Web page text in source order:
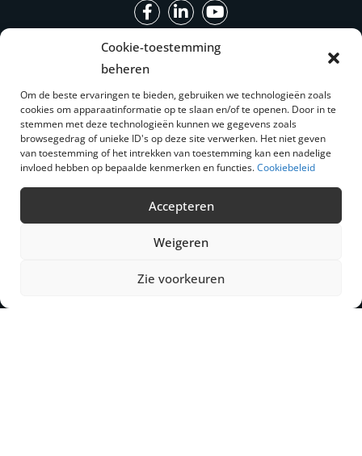
Cookie-toestemming
beheren
Om de beste ervaringen te bieden, gebruiken we technologieën zoals
cookies om apparaatinformatie op te slaan en/of te openen. Door in te
stemmen met deze technologieën kunnen we gegevens zoals
browsegedrag of unieke ID's op deze site verwerken. Het niet geven
van toestemming of het intrekken van toestemming kan een nadelige
invloed hebben op bepaalde kenmerken en functies.Cookiebeleid
Accepteren
Weigeren
Zie voorkeuren
Onze producten
Onze expertisegebieden
Industriële machines
Catalogus
Nieuws
Wie zijn wij ?
EXTROM Wallonie